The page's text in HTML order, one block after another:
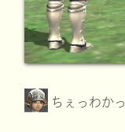
ちぇっわか